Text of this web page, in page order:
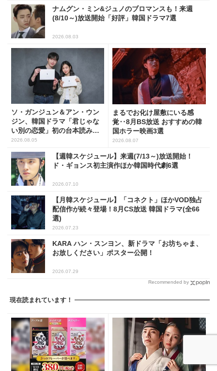
ナムグン・ミン&ジュノのブロマンスも！来週
(8/10～)放送開始「好評」韓国ドラマ7選
2026.08.03
ソ・ガンジュン＆アン・ウン
ジン、韓国ドラマ「君じゃな
い別の恋愛」初の台本読み合
わせで抜群のケミ
2026.08.05
まるでお化け屋敷にいる感
覚‥8月BS放送 おすすめの韓
国ホラー映画3選
2026.08.07
【週韓スケジュール】来週(7/13～)放送開始！
ド・ギョンス初主演作ほか韓国時代劇6選
2026.07.10
【月韓スケジュール】「コネクト」ほかVOD独占
配信作が続々登場！8月CS放送 韓国ドラマ(全66
選)
2026.07.23
KARA ハン・スンヨン、新ドラマ「お坊ちゃま、
お放しください」ポスター公開！
2026.07.29
Recommended by
現在読まれています！